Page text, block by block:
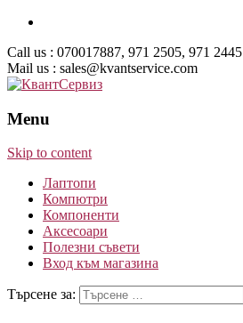
Call us : 070017887, 971 2505, 971 2445
Mail us : sales@kvantservice.com
Menu
Skip to content
Лаптопи
Компютри
Компоненти
Аксесоари
Полезни съвети
Вход към магазина
Търсене за: